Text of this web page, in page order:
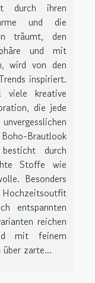
durch ihren
und die
träumt, den
und mit
wird von den
inspiriert.
viele kreative
die jede
Brautlook
durch
Stoffe wie
Besonders
entspannten
reichen
mit feinem
zarte...